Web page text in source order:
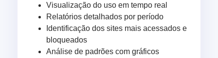
Visualização do uso em tempo real
Relatórios detalhados por período
Identificação dos sites mais acessados e
bloqueados
Análise de padrões com gráficos